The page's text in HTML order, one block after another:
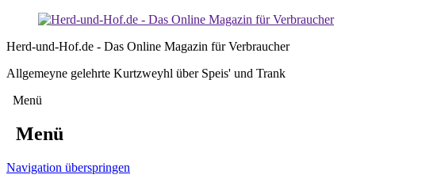
Herd-und-Hof.de - Das Online Magazin für Verbraucher
Allgemeyne gelehrte Kurtzweyhl über Speis' und Trank
Menü
Menü
Navigation überspringen